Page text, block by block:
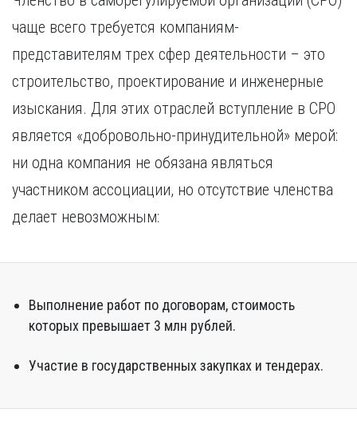
Екатеринбург
Иваново
Ижевск
Иркутск
К
Калининград
Калуга
Кемерово
Курск
Л
Магнитогорск
Сочи
Ставрополь
Т
Тамбов
Тверь
Тольятти
Томск
Тула
Х
Хабаровск
Чебоксары
Череповец
чаще всего требуется компаниям-
представителям трех сфер деятельности – это
строительство, проектирование и инженерные
изыскания. Для этих отраслей вступление в СРО
является «добровольно-принудительной» мерой:
ни одна компания не обязана являться
участником ассоциации, но отсутствие членства
делает невозможным:
Выполнение работ по договорам, стоимость
которых превышает 3 млн рублей.
Участие в государственных закупках и тендерах.